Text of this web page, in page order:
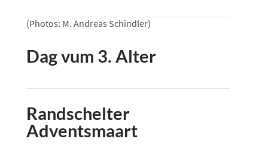
(Photos: M. Andreas Schindler)
Dag vum 3. Alter
Randschelter
Adventsmaart